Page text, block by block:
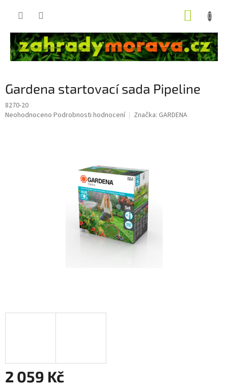
Gardena startovací sada Pipeline
8270-20
Průměrné
Neohodnoceno Podrobnosti hodnocení Značka: GARDENA
2 059 Kč